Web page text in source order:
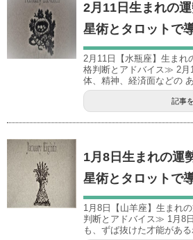
2月11日生まれの
星術とタロットで
2月11日【水瓶座】生ま
格判断とアドバイス≫ 2月
体、精神、経済面などの
記事
1月8日生まれの運
星術とタロットで
1月8日【山羊座】生まれ
判断とアドバイス≫ 1月8
も、ずば抜けた才能があ